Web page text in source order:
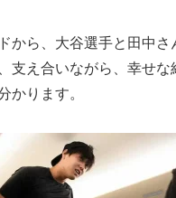
から、大谷選手と田中さ
支え合いながら、幸せな
かります。